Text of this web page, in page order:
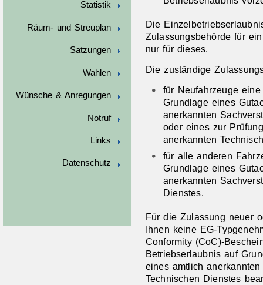
Statistik
Räum- und Streuplan
Satzungen
Wahlen
Wünsche & Anregungen
Notruf
Links
Datenschutz
Die
Zulassungsbehörde für
nur für dieses.
Die zuständige
für Neufahrzeuge
Grundlage eines
anerkannten
oder eines zur
anerkannten
für alle anderen
Grundlage eines
anerkannten
Dienstes.
Für die Zulassung neuer
Ihnen keine EG-
Conformity (CoC)-
Betriebserlaubnis auf
eines amtlich
Technischen Dienstes